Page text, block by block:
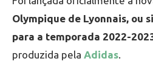
Olympique de Lyonnais, ou
para a temporada 2022-
produzida pela Adidas